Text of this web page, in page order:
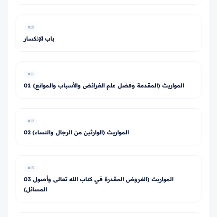
#10
باب الإنكسار
#11
01 المواريث (المقدمة وفضل علم الفرائض والأسباب والموانع)
#12
02 المواريث (الوارثين من الرجال والنساء)
#13
03 المواريث (الفروض المقدرة في كتاب الله تعالى وأصول
المسائل)